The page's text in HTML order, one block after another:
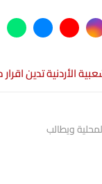
الأردنية تدين
ويطالب